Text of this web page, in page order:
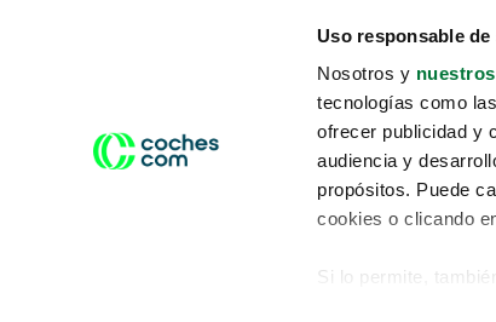
Uso responsable
Nosotros y
tecnologías como
ofrecer publicidad y
audiencia y
propósitos. Puede
cookies o clicando
Si lo permite,
Conduce tu futuro,
desata tu movilidad